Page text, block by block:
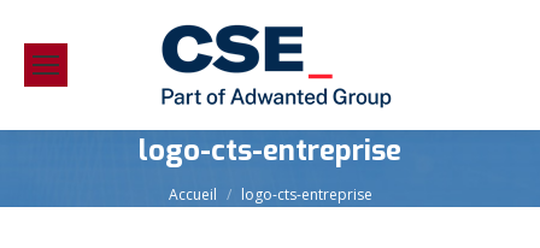
logo-cts-entreprise
Vous êtes ici :
Accueil logo-cts-entreprise